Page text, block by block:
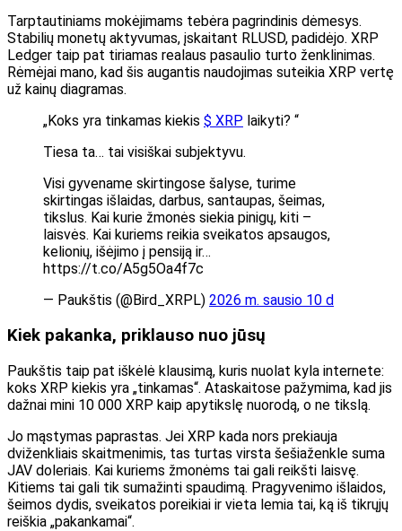
Tarptautiniams mokėjimams tebėra pagrindinis dėmesys.
Stabilių monetų aktyvumas, įskaitant RLUSD, padidėjo. XRP
Ledger taip pat tiriamas realaus pasaulio turto ženklinimas.
Rėmėjai mano, kad šis augantis naudojimas suteikia XRP vertę
už kainų diagramas.
„Koks yra tinkamas kiekis $ XRP laikyti? “
Tiesa ta… tai visiškai subjektyvu.
Visi gyvename skirtingose ​​šalyse, turime
skirtingas išlaidas, darbus, santaupas, šeimas,
tikslus. Kai kurie žmonės siekia pinigų, kiti –
laisvės. Kai kuriems reikia sveikatos apsaugos,
kelionių, išėjimo į pensiją ir…
https://t.co/A5g5Oa4f7c
— Paukštis (@Bird_XRPL) 2026 m. sausio 10 d
Kiek pakanka, priklauso nuo jūsų
Paukštis taip pat iškėlė klausimą, kuris nuolat kyla internete:
koks XRP kiekis yra „tinkamas“. Ataskaitose pažymima, kad jis
dažnai mini 10 000 XRP kaip apytikslę nuorodą, o ne tikslą.
Jo mąstymas paprastas. Jei XRP kada nors prekiauja
dviženkliais skaitmenimis, tas turtas virsta šešiaženkle suma
JAV doleriais. Kai kuriems žmonėms tai gali reikšti laisvę.
Kitiems tai gali tik sumažinti spaudimą. Pragyvenimo išlaidos,
šeimos dydis, sveikatos poreikiai ir vieta lemia tai, ką iš tikrųjų
reiškia „pakankamai“.